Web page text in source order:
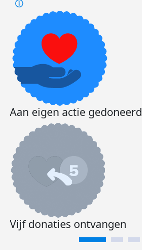
Aan eigen actie gedoneerd
Vijf donaties ontvangen